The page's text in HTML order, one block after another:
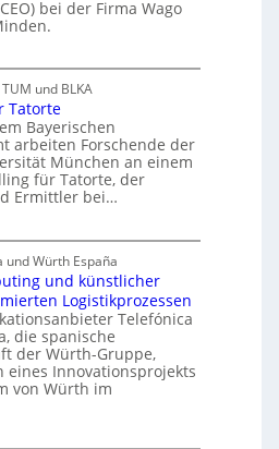
bei der Firma Wago
und BLKA
Tatorte
Bayerischen
arbeiten Forschende der
München an einem
für Tatorte, der
Ermittler bei…
und Würth España
und künstlicher
Logistikprozessen
Telefónica
die spanische
der Würth-Gruppe,
eines Innovationsprojekts
von Würth im